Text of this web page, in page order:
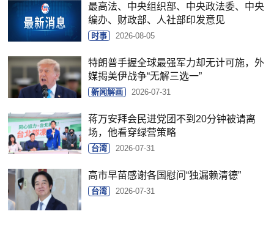
最高法、中央组织部、中央政法委、中央
编办、财政部、人社部印发意见
时事 2026-08-05
特朗普手握全球最强军力却无计可施，外
媒揭美伊战争“无解三选一”
新闻解画 2026-07-31
蒋万安拜会民进党团不到20分钟被请离
场，他看穿绿营策略
台湾 2026-07-31
高市早苗感谢各国慰问“独漏赖清德”
台湾 2026-07-31